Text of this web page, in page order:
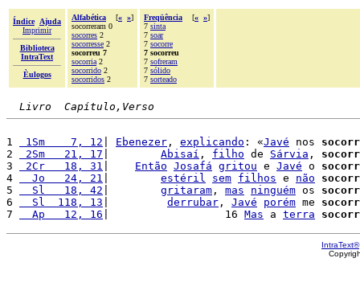
Índice
Ajuda
Imprimir
Biblioteca
IntraText
Èulogos
Alfabética [« »]
socorreram 0
socorres 2
socorresse 2
socorreu 7
socorria 2
socorrido 2
socorridos 2
Freqüência [« »]
7 sinta
7 soar
7 socorre
7 socorreu
7 sofreram
7 sólido
7 sorteado
Livro  Capítulo,Verso
1 1Sm    7, 12 Ebenezer , explicando : «Javé nos
2
2Sm   21, 17 Abisaí , filho de Sárvia ,
3
2Cr   18, 31 Então Josafá gritou e Javé o
4
  Jo   24, 21
estéril sem filhos e não
5
  Sl   18, 42
gritaram , mas ninguém os
6
  Sl  118, 13
derrubar , Javé porém me
7
  Ap   12, 16
|                  16 Mas a terra
IntraText®